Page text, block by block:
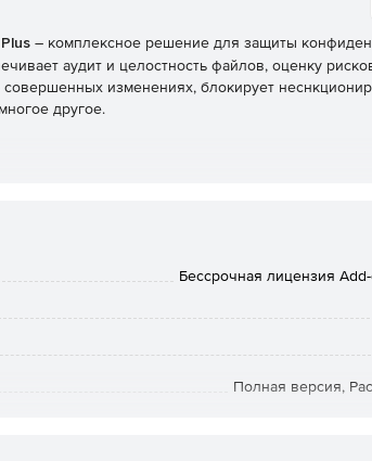
– комплексное решение для защиты
аудит и целостность файлов, оценку
изменениях, блокирует
другое.
на утечки конфиденциальных данных
Бессрочная лицензия
Полная версия,